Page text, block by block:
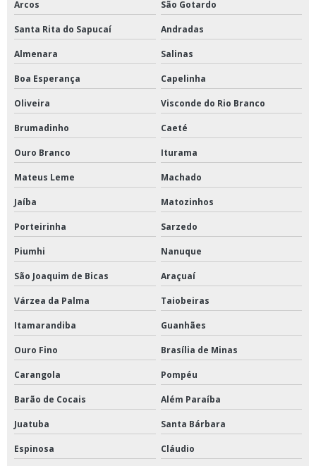
Arcos São Gotardo
Santa Rita do Sapucaí Andradas
Almenara Salinas
Boa Esperança Capelinha
Oliveira Visconde do Rio Branco
Brumadinho Caeté
Ouro Branco Iturama
Mateus Leme Machado
Jaíba Matozinhos
Porteirinha Sarzedo
Piumhi Nanuque
São Joaquim de Bicas Araçuaí
Várzea da Palma Taiobeiras
Itamarandiba Guanhães
Ouro Fino Brasília de Minas
Carangola Pompéu
Barão de Cocais Além Paraíba
Juatuba Santa Bárbara
Espinosa Cláudio